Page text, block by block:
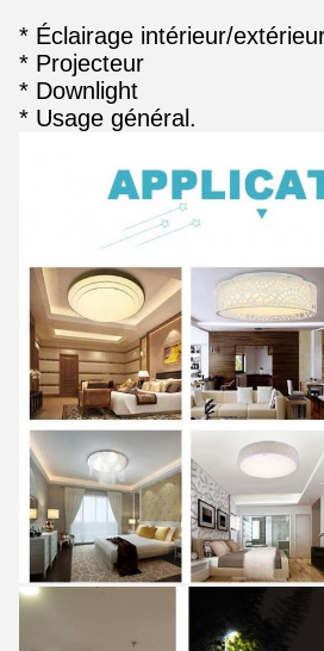
* Éclairage intérieur/
* Projecteur
* Downlight
* Usage général.